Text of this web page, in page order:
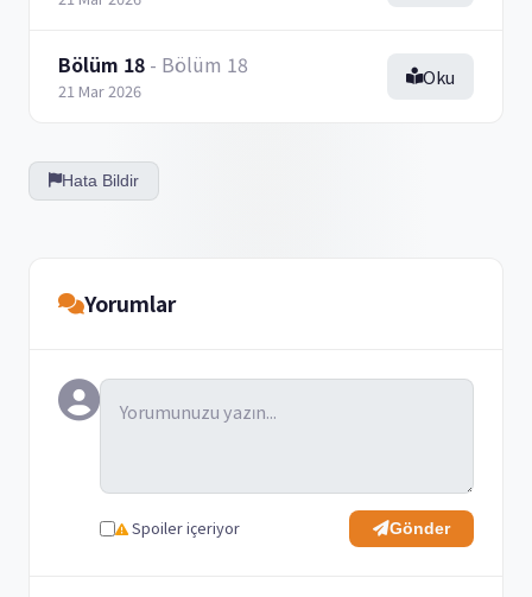
Bölüm 18 - Bölüm 18
21 Mar 2026
Oku
Hata Bildir
Yorumlar
Spoiler içeriyor Gönder